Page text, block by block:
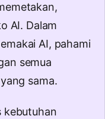
AI. Dalam
AI, pahami
semua
sama.
kebutuhan